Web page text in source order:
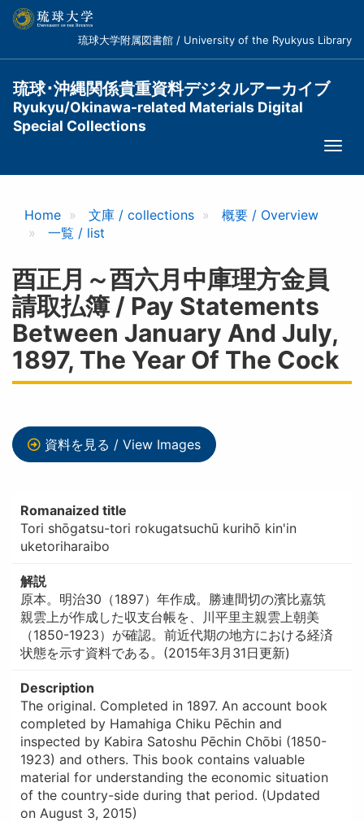
コ
琉球大学附属図書館 / University of the Ryukyus Library
琉球･沖縄関係貴重資料デジタルアーカイブ
Ryukyu/Okinawa-related Materials Digital
Special Collections
Home 文庫 / collections
概要 / Overview
一覧 / list
酉正月～酉六月中庫理方金員
請取払簿 / Pay Statements
Between January And July,
1897, The Year Of The Cock
資料を見る / View Images
Romanaized title
Tori shōgatsu-tori rokugatsuchū kurihō kin'in
uketoriharaibo
解説
原本。明治30（1897）年作成。勝連間切の濱比嘉筑
親雲上が作成した収支台帳を、川平里主親雲上朝美
（1850-1923）が確認。前近代期の地方における経済
状態を示す資料である。(2015年3月31日更新)
Description
The original. Completed in 1897. An account book
completed by Hamahiga Chiku Pēchin and
inspected by Kabira Satoshu Pēchin Chōbi (1850-
1923) and others. This book contains valuable
material for understanding the economic situation
of the country-side during that period. (Updated
on August 3, 2015)